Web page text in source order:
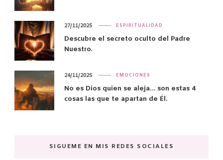
ESPIRITUALIDAD
Descubre el secreto oculto del Padre
Nuestro.
27/11/2025
EMOCIONES
No es Dios quien se aleja… son estas 4
cosas las que te apartan de Él.
24/11/2025
SIGUEME EN MIS REDES SOCIALES